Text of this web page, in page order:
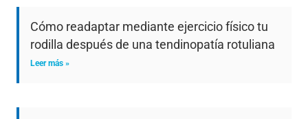
Cómo readaptar mediante ejercicio físico tu
rodilla después de una tendinopatía rotuliana
Leer más »